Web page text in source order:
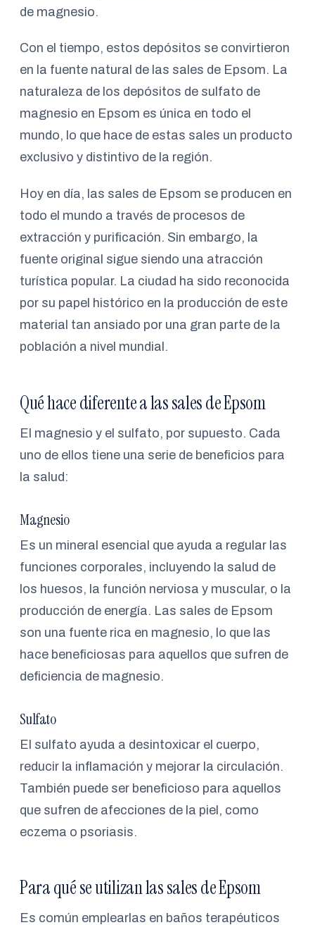
de magnesio.
Con el tiempo, estos depósitos se convirtieron
en la fuente natural de las sales de Epsom. La
naturaleza de los depósitos de sulfato de
magnesio en Epsom es única en todo el
mundo, lo que hace de estas sales un producto
exclusivo y distintivo de la región.
Hoy en día, las sales de Epsom se producen en
todo el mundo a través de procesos de
extracción y purificación. Sin embargo, la
fuente original sigue siendo una atracción
turística popular. La ciudad ha sido reconocida
por su papel histórico en la producción de este
material tan ansiado por una gran parte de la
población a nivel mundial.
Qué hace diferente a las sales de Epsom
El magnesio y el sulfato, por supuesto. Cada
uno de ellos tiene una serie de beneficios para
la salud:
Magnesio
Es un mineral esencial que ayuda a regular las
funciones corporales, incluyendo la salud de
los huesos, la función nerviosa y muscular, o la
producción de energía. Las sales de Epsom
son una fuente rica en magnesio, lo que las
hace beneficiosas para aquellos que sufren de
deficiencia de magnesio.
Sulfato
El sulfato ayuda a desintoxicar el cuerpo,
reducir la inflamación y mejorar la circulación.
También puede ser beneficioso para aquellos
que sufren de afecciones de la piel, como
eczema o psoriasis.
Para qué se utilizan las sales de Epsom
Es común emplearlas en baños terapéuticos